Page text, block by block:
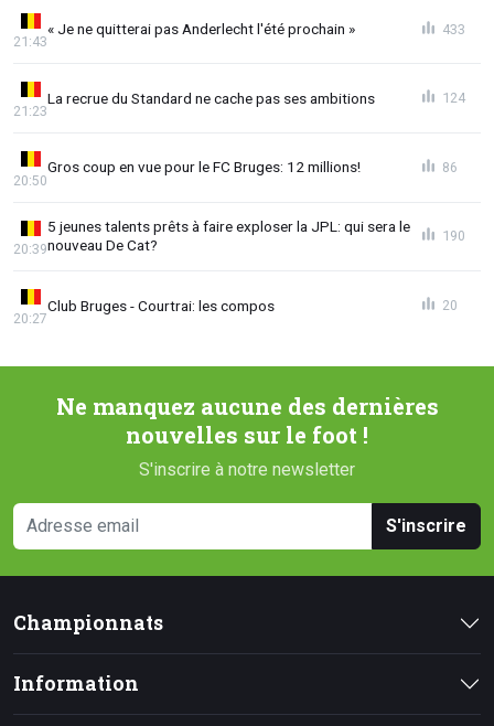
« Je ne quitterai pas Anderlecht l'été prochain »
21:43
433
La recrue du Standard ne cache pas ses ambitions
21:23
124
Gros coup en vue pour le FC Bruges: 12 millions!
20:50
86
5 jeunes talents prêts à faire exploser la JPL: qui sera le
nouveau De Cat?
20:39
190
Club Bruges - Courtrai: les compos
20:27
20
Ne manquez aucune des dernières
nouvelles sur le foot !
S'inscrire à notre newsletter
S'inscrire
Championnats
Information